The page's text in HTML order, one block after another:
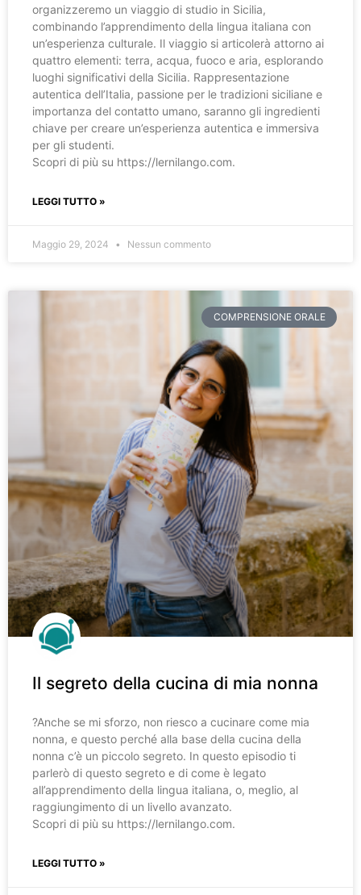
organizzeremo un viaggio di studio in Sicilia,
combinando l’apprendimento della lingua italiana con
un’esperienza culturale. Il viaggio si articolerà attorno ai
quattro elementi: terra, acqua, fuoco e aria, esplorando
luoghi significativi della Sicilia. Rappresentazione
autentica dell’Italia, passione per le tradizioni siciliane e
importanza del contatto umano, saranno gli ingredienti
chiave per creare un’esperienza autentica e immersiva
per gli studenti.
Scopri di più su https://lernilango.com.
LEGGI TUTTO »
Maggio 29, 2024 Nessun commento
COMPRENSIONE ORALE
Il segreto della cucina di mia nonna
?️Anche se mi sforzo, non riesco a cucinare come mia
nonna, e questo perché alla base della cucina della
nonna c’è un piccolo segreto. In questo episodio ti
parlerò di questo segreto e di come è legato
all’apprendimento della lingua italiana, o, meglio, al
raggiungimento di un livello avanzato.
Scopri di più su https://lernilango.com.
LEGGI TUTTO »